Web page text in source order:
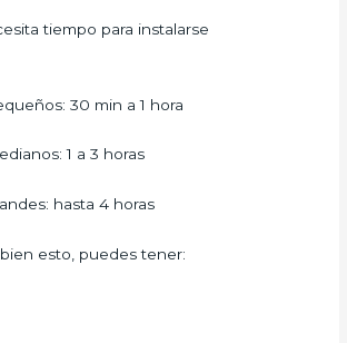
tiempo para instalarse
30 min a 1 hora
1 a 3 horas
hasta 4 horas
esto, puedes tener: